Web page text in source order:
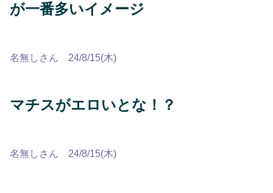
が一番多いイメージ
名無しさん 24/8/15(木)
マチスがエロいとな！？
名無しさん 24/8/15(木)